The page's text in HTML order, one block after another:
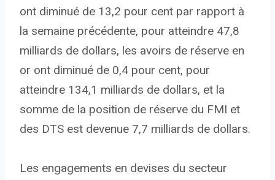
ont diminué de 13,2 pour cent par rapport à
la semaine précédente, pour atteindre 47,8
milliards de dollars, les avoirs de réserve en
or ont diminué de 0,4 pour cent, pour
atteindre 134,1 milliards de dollars, et la
somme de la position de réserve du FMI et
des DTS est devenue 7,7 milliards de dollars.
Les engagements en devises du secteur